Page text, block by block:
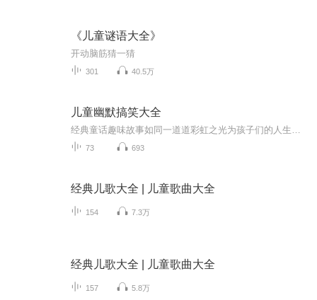
《儿童谜语大全》
开动脑筋猜一猜
301 40.5万
儿童幽默搞笑大全
73 693
经典儿歌大全 | 儿童歌曲大全
154 7.3万
经典儿歌大全 | 儿童歌曲大全
157 5.8万